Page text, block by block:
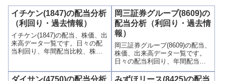
イチケン(1847)の配当分析
（利回り・過去情報）
イチケン(1847)の配当、株価、出
来高データ一覧です。日々の配
当利回り、年間配当比較、株価
グラフでわかりやすく掲載、配
岡三証券グループ(8609)の
配当分析（利回り・過去情
報）
岡三証券グループ(8609)の配当、
株価、出来高データ一覧です。
日々の配当利回り、年間配当比
較、株価や出来高との関連、高
額配当目的の買い時チャンスな
ダイサン(4750)の配当分析
みずほリース(8425)の配当